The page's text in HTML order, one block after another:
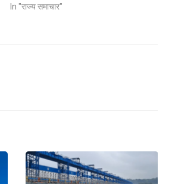
In "राज्य समाचार"